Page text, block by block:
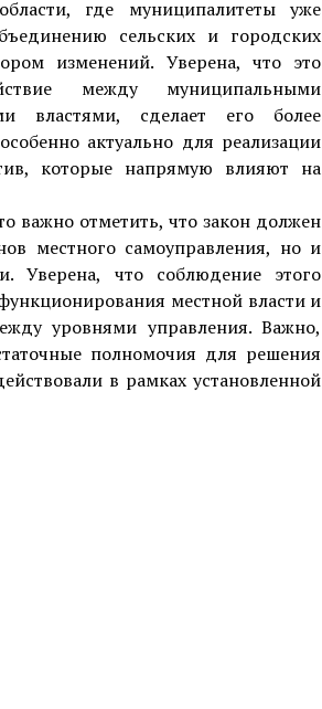
где муниципалитеты уже
сельских и городских
изменений. Уверена, что это
между муниципальными
властями, сделает его более
актуально для реализации
которые напрямую влияют на
важно отметить, что закон должен
местного самоуправления, но и
Уверена, что соблюдение этого
местной власти и
уровнями управления. Важно,
полномочия для решения
в рамках установленной